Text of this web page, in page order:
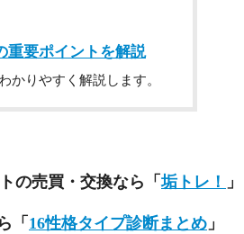
重要ポイントを解説
りやすく解説します。
の売買・交換なら「垢トレ！ 」
「 16性格タイプ診断まとめ 」